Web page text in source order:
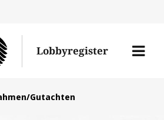
Lobbyregister
Menü
Gutachten